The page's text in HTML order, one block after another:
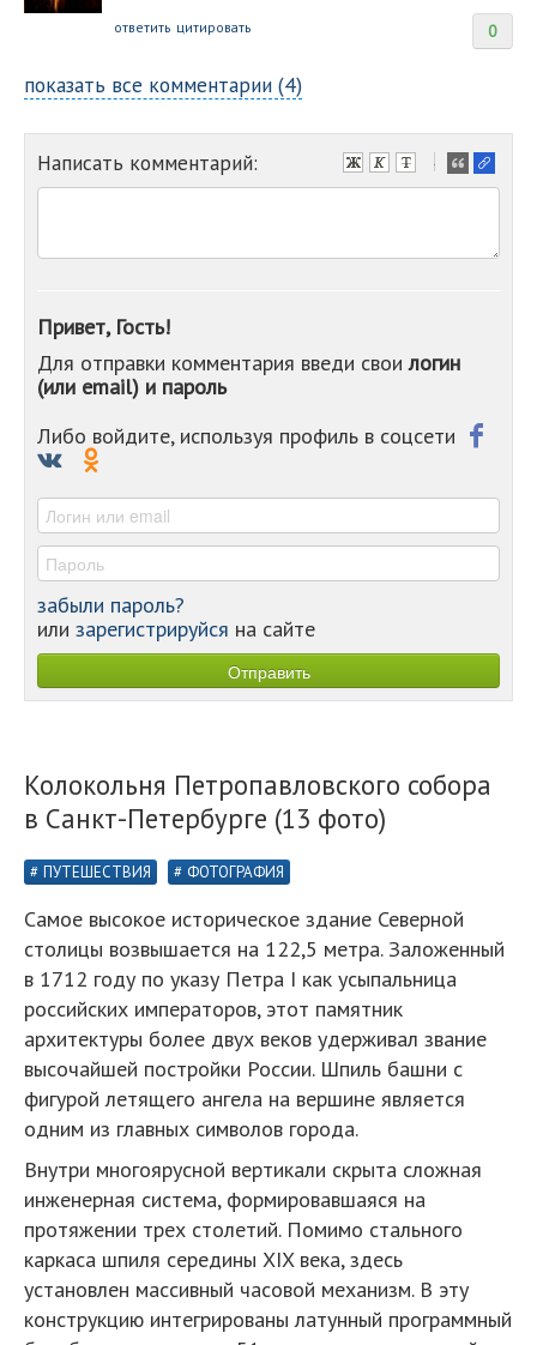
0
ответить цитировать
показать все комментарии (4)
Написать комментарий:
-
-
-
-
-
Привет, Гость!
Для отправки комментария введи своилогин
(или email) и пароль
Либо войдите, используя профиль в соцсети
забыли пароль?
или зарегистрируйся на сайте
Колокольня Петропавловского собора
в Санкт-Петербурге (13 фото)
ПУТЕШЕСТВИЯ ФОТОГРАФИЯ
Самое высокое историческое здание Северной
столицы возвышается на 122,5 метра. Заложенный
в 1712 году по указу Петра I как усыпальница
российских императоров, этот памятник
архитектуры более двух веков удерживал звание
высочайшей постройки России. Шпиль башни с
фигурой летящего ангела на вершине является
одним из главных символов города.
Внутри многоярусной вертикали скрыта сложная
инженерная система, формировавшаяся на
протяжении трех столетий. Помимо стального
каркаса шпиля середины XIX века, здесь
установлен массивный часовой механизм. В эту
конструкцию интегрированы латунный программный